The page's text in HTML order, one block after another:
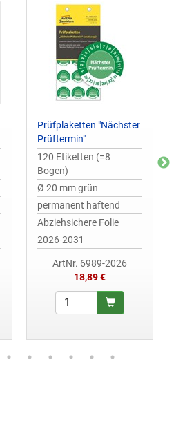
Prüfplaketten "Nächster
Prüftermin"
120 Etiketten (=8
Bogen)
Ø 20 mm grün
permanent haftend
Abziehsichere Folie
2026-2031
ArtNr. 6989-2026
18,89 €